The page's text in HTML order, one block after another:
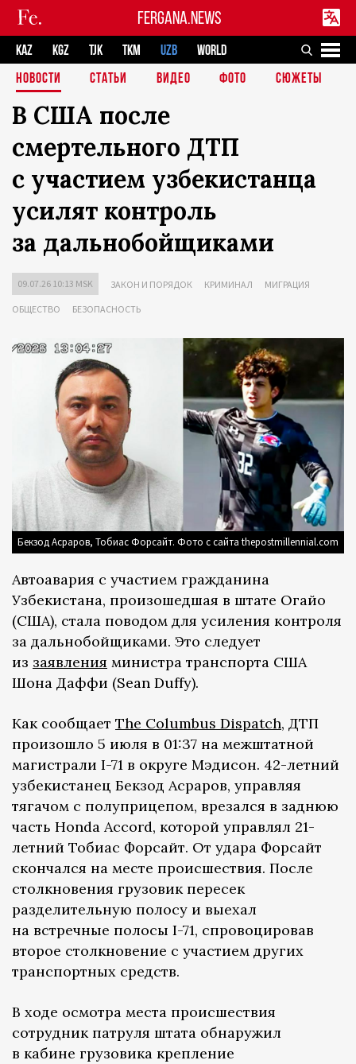
FERGANA.NEWS
KAZ KGZ TJK TKM UZB
WORLD
НОВОСТИ
СТАТЬИ ВИДЕО ФОТО СЮЖЕТЫ
В США после
смертельного ДТП
с участием узбекистанца
усилят контроль
за дальнобойщиками
09.07.26 10:13 MSK ЗАКОН И ПОРЯДОК КРИМИНАЛ МИГРАЦИЯ
ОБЩЕСТВО БЕЗОПАСНОСТЬ
Бекзод Асраров, Тобиас Форсайт. Фото с сайта thepostmillennial.com
Автоавария с участием гражданина
Узбекистана, произошедшая в штате Огайо
(США), стала поводом для усиления контроля
за дальнобойщиками. Это следует
из заявления министра транспорта США
Шона Даффи (Sean Duffy).
Как сообщает The Columbus Dispatch, ДТП
произошло 5 июля в 01:37 на межштатной
магистрали I-71 в округе Мэдисон. 42-летний
узбекистанец Бекзод Асраров, управляя
тягачом с полуприцепом, врезался в заднюю
часть Honda Accord, которой управлял 21-
летний Тобиас Форсайт. От удара Форсайт
скончался на месте происшествия. После
столкновения грузовик пересек
разделительную полосу и выехал
на встречные полосы I-71, спровоцировав
второе столкновение с участием других
транспортных средств.
В ходе осмотра места происшествия
сотрудник патруля штата обнаружил
в кабине грузовика крепление